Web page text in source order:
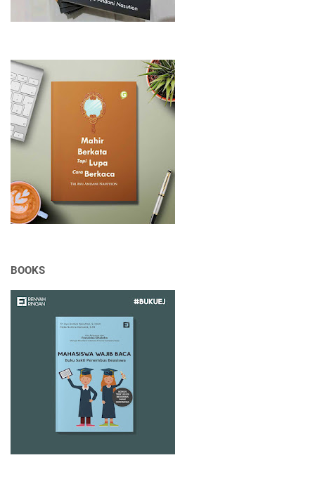
BOOKS